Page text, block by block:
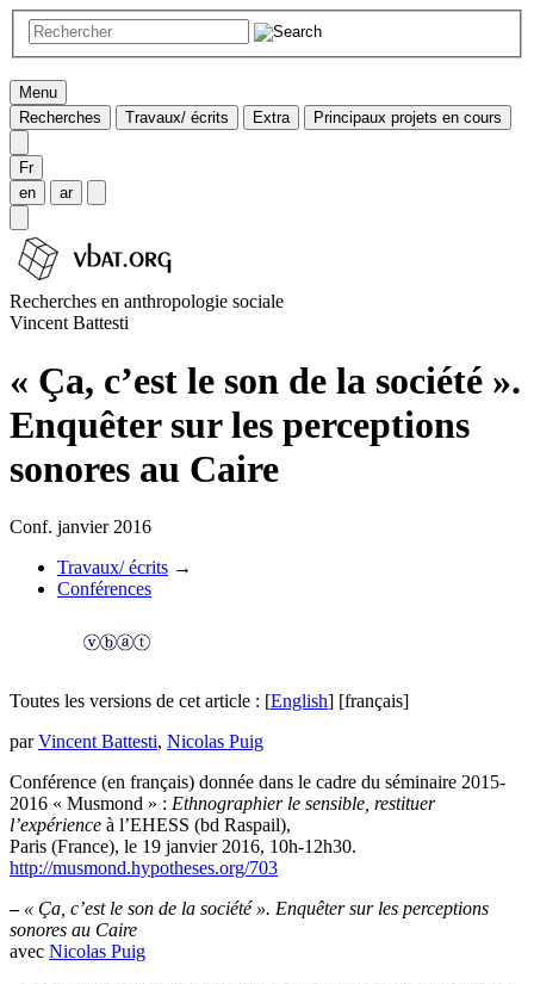
Menu
Recherches
Travaux/ écrits Extra Principaux projets en cours
Fr
en
ar
Recherches en anthropologie sociale
Vincent Battesti
« Ça, c’est le son de la société ».
Enquêter sur les perceptions
sonores au Caire
Conf. janvier 2016
Travaux/ écrits →
Conférences
Toutes les versions de cet article : [English] [français]
parVincent Battesti, Nicolas Puig
Conférence (en français) donnée dans le cadre du séminaire 2015-
2016 « Musmond » : Ethnographier le sensible, restituer
l’expérience à l’EHESS (bd Raspail),
Paris (France), le 19 janvier 2016, 10h-12h30.
http://musmond.hypotheses.org/703
– « Ça, c’est le son de la société ». Enquêter sur les perceptions
sonores au Caire
avec Nicolas Puig